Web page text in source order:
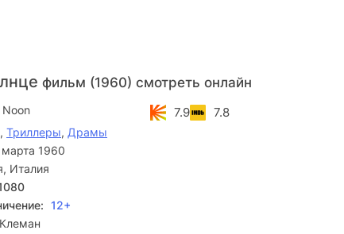
фильм (1960) смотреть онлайн
Noon 7.9 7.8
, Триллеры, Драмы
марта 1960
Италия
12+